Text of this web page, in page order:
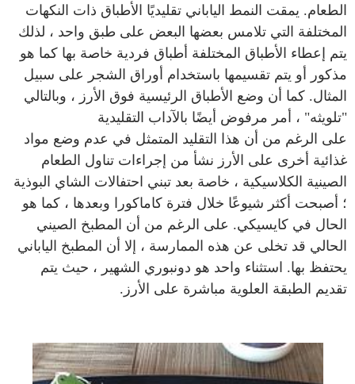
الطعام. يمقت النمط الياباني تقليديًا الأطباق ذات النكهات
المختلفة التي تلامس بعضها البعض على طبق واحد ، لذلك
يتم إعطاء الأطباق المختلفة أطباق فردية خاصة بها كما هو
مذكور أو يتم تقسيمها باستخدام أوراق الشجر على سبيل
المثال. كما أن وضع الأطباق الرئيسية فوق الأرز ، وبالتالي
"تلويثه" ، أمر مرفوض أيضًا بالآداب التقليدية
على الرغم من أن هذا التقليد المتمثل في عدم وضع مواد
غذائية أخرى على الأرز نشأ من إجراءات تناول الطعام
الصينية الكلاسيكية ، خاصة بعد تبني احتفالات الشاي البوذية
؛ أصبحت أكثر شيوعًا خلال فترة كاماكورا وبعدها ، كما هو
الحال في كايسيكي. على الرغم من أن المطبخ الصيني
الحالي قد تخلى عن هذه الممارسة ، إلا أن المطبخ الياباني
يحتفظ بها. استثناء واحد هو دونبوري الشهير ، حيث يتم
تقديم الطبقة العلوية مباشرة على الأرز.